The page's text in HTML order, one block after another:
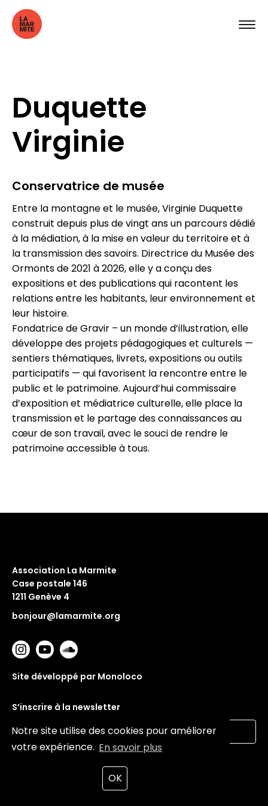
Notre site utilise des cookies pour améliorer
votre expérience. En savoir plus
OK
Duquette
Virginie
Conservatrice de musée
Entre la montagne et le musée, Virginie Duquette
construit depuis plus de vingt ans un parcours dédié
à la médiation, à la mise en valeur du territoire et à
la transmission des savoirs. Directrice du Musée des
Ormonts de 2021 à 2026, elle y a conçu des
expositions et des publications qui racontent les
relations entre les habitants, leur environnement et
leur histoire.
Fondatrice de Gravir – un monde d’illustration, elle
développe des projets pédagogiques et culturels —
sentiers thématiques, livrets, expositions ou outils
participatifs — qui favorisent la rencontre entre le
public et le patrimoine. Aujourd’hui commissaire
d’exposition et médiatrice culturelle, elle place la
transmission et le partage des connaissances au
cœur de son travail, avec le souci de rendre le
patrimoine accessible à tous.
Association La Marmite
Case postale 146
1211 Genève 4
bonjour@lamarmite.org
Site développé par Monoloco
S’inscrire à la newsletter